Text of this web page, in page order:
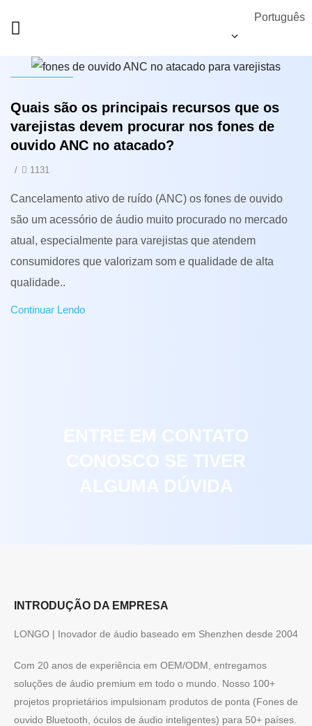
Português
Quais são os principais recursos que os
varejistas devem procurar nos fones de
ouvido ANC no atacado?
/ 1131
Cancelamento ativo de ruído (ANC) os fones de ouvido
são um acessório de áudio muito procurado no mercado
atual, especialmente para varejistas que atendem
consumidores que valorizam som e qualidade de alta
qualidade..
Continuar Lendo
ENTRE EM CONTATO
CONOSCO SE TIVER
ALGUMA DÚVIDA
INTRODUÇÃO DA EMPRESA
LONGO | Inovador de áudio baseado em Shenzhen desde 2004
Com 20 anos de experiência em OEM/ODM, entregamos
soluções de áudio premium em todo o mundo. Nosso 100+
projetos proprietários impulsionam produtos de ponta (Fones de
ouvido Bluetooth, óculos de áudio inteligentes) para 50+ países.